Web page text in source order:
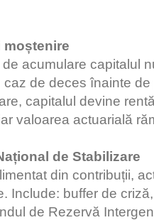
moștenire
acumulare capitalul
caz de deces înainte
capitalul devine
valoarea actuarială
de Stabilizare
din contribuții,
Include: buffer de
de Rezervă